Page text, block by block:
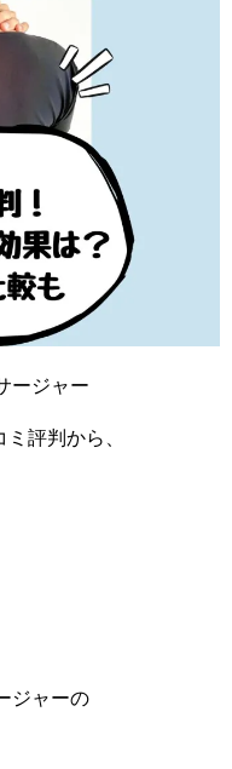
ージャー
評判から、
ジャーの